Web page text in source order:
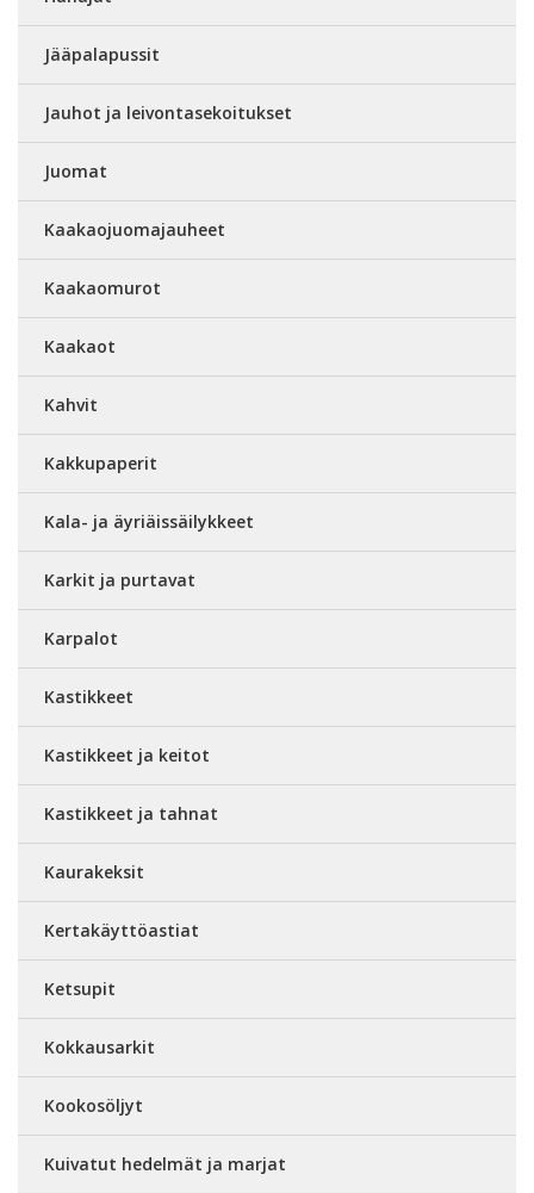
Jääpalapussit
Jauhot ja leivontasekoitukset
Juomat
Kaakaojuomajauheet
Kaakaomurot
Kaakaot
Kahvit
Kakkupaperit
Kala- ja äyriäissäilykkeet
Karkit ja purtavat
Karpalot
Kastikkeet
Kastikkeet ja keitot
Kastikkeet ja tahnat
Kaurakeksit
Kertakäyttöastiat
Ketsupit
Kokkausarkit
Kookosöljyt
Kuivatut hedelmät ja marjat